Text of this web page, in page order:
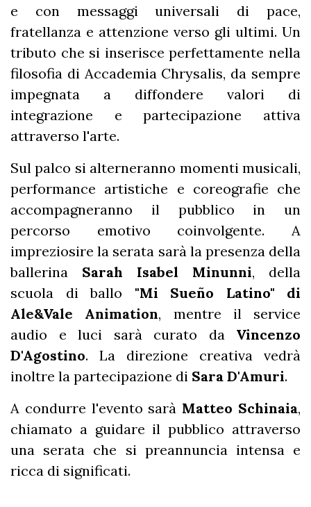
e con messaggi universali di pace,
fratellanza e attenzione verso gli ultimi. Un
tributo che si inserisce perfettamente nella
filosofia di Accademia Chrysalis, da sempre
impegnata a diffondere valori di
integrazione e partecipazione attiva
attraverso l'arte.
Sul palco si alterneranno momenti musicali,
performance artistiche e coreografie che
accompagneranno il pubblico in un
percorso emotivo coinvolgente. A
impreziosire la serata sarà la presenza della
ballerina Sarah Isabel Minunni, della
scuola di ballo "Mi Sueño Latino" di
Ale&Vale Animation, mentre il service
audio e luci sarà curato da Vincenzo
D'Agostino. La direzione creativa vedrà
inoltre la partecipazione di Sara D'Amuri.
A condurre l'evento sarà Matteo Schinaia,
chiamato a guidare il pubblico attraverso
una serata che si preannuncia intensa e
ricca di significati.